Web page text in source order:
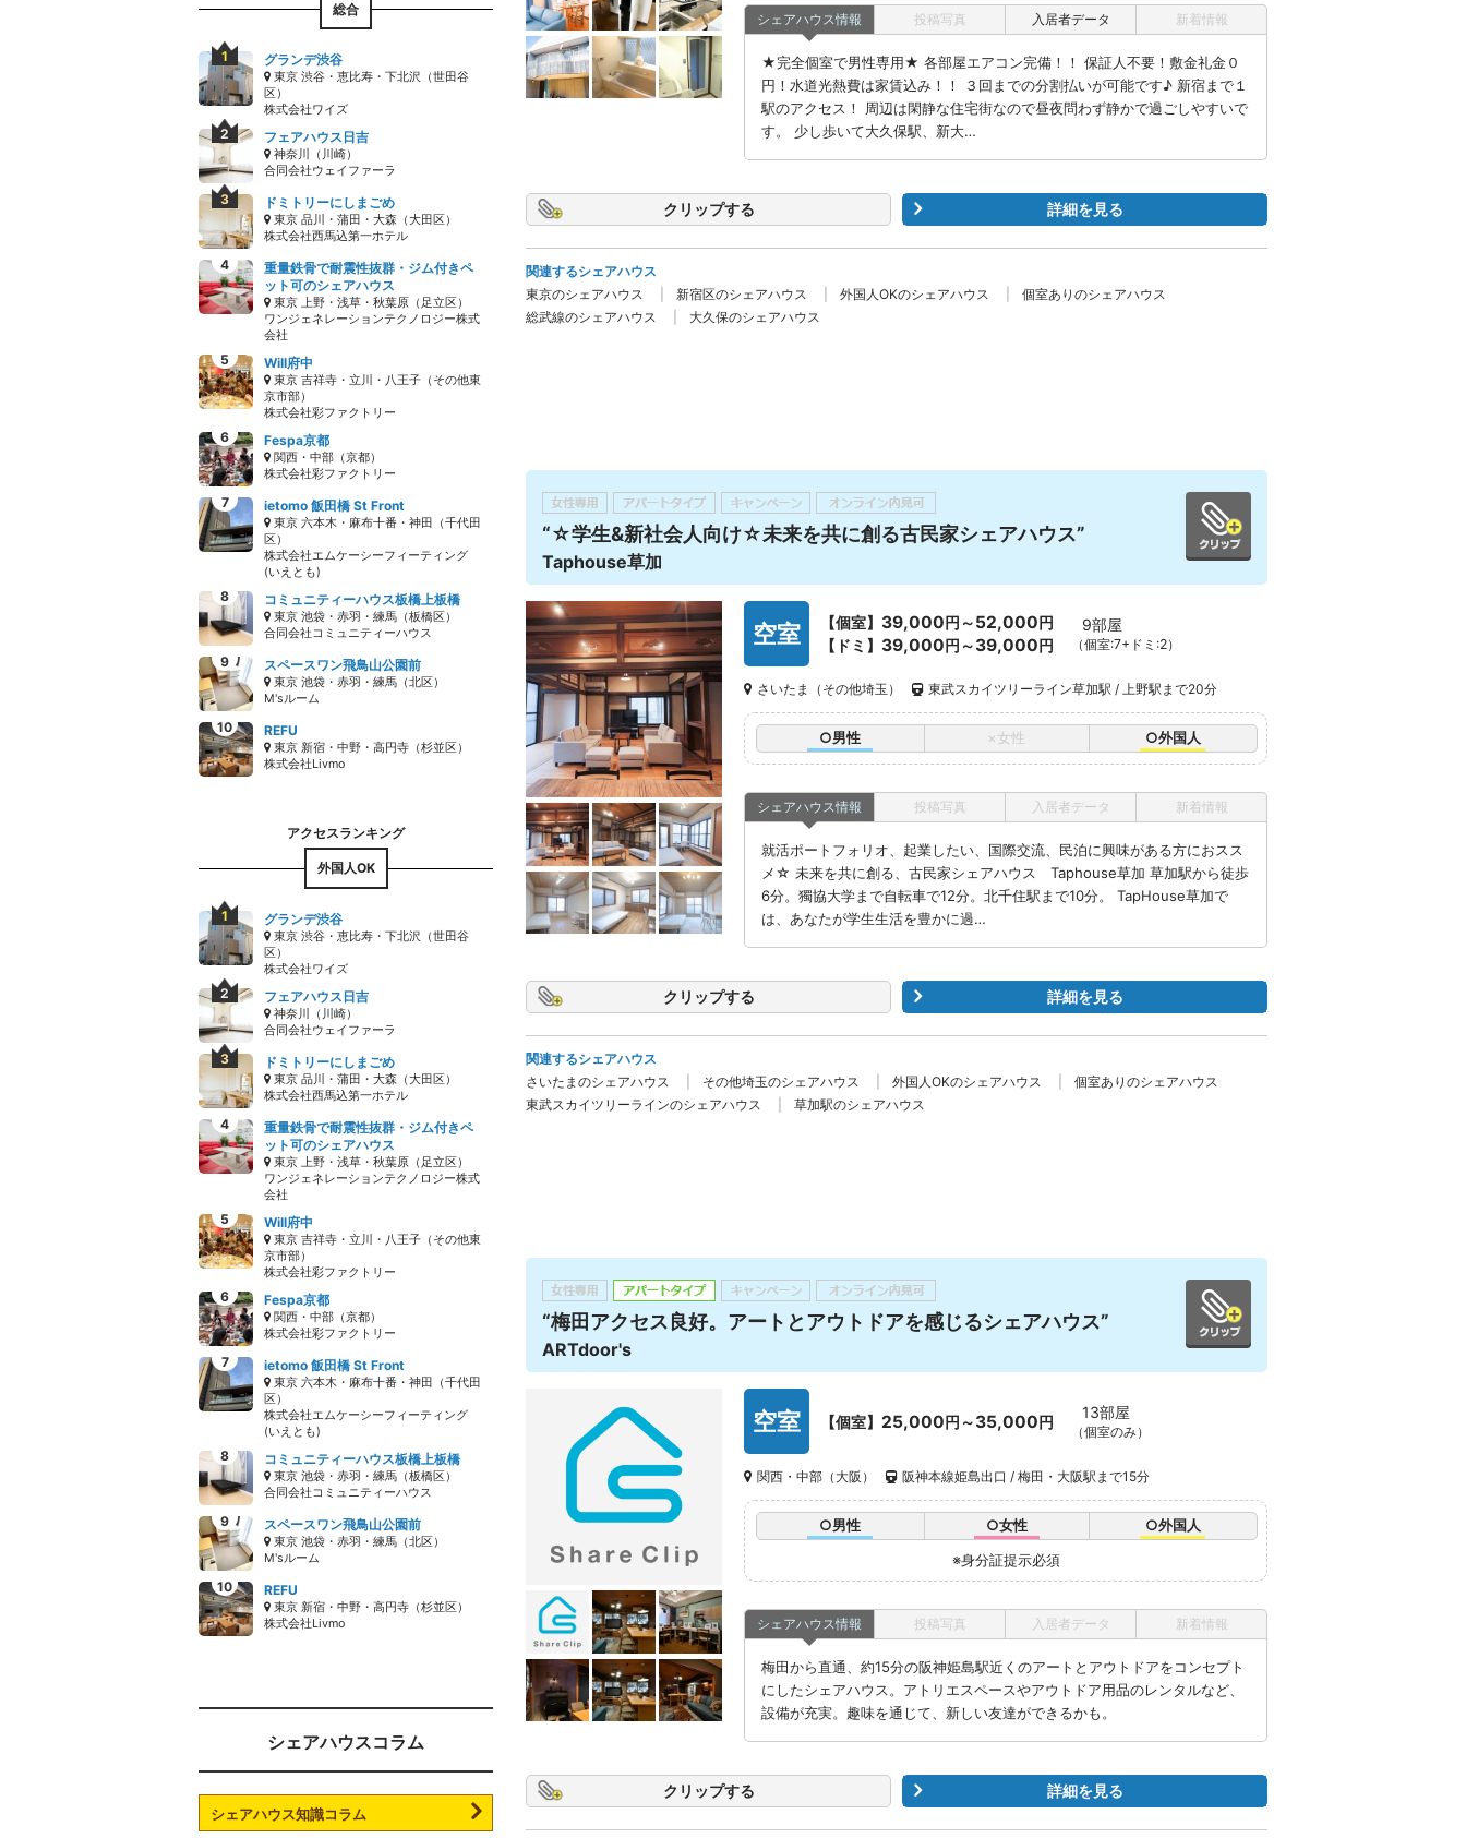
総合
グランデ渋谷
東京 渋谷・恵比寿・下北沢（世田谷
区）
株式会社ワイズ
フェアハウス日吉
神奈川（川崎）
合同会社ウェイファーラ
ドミトリーにしまごめ
東京 品川・蒲田・大森（大田区）
株式会社西馬込第一ホテル
重量鉄骨で耐震性抜群・ジム付きペ
ット可のシェアハウス
東京 上野・浅草・秋葉原（足立区）
ワンジェネレーションテクノロジー株式
会社
Will府中
東京 吉祥寺・立川・八王子（その他東
京市部）
株式会社彩ファクトリー
Fespa京都
関西・中部（京都）
株式会社彩ファクトリー
ietomo 飯田橋 St Front
東京 六本木・麻布十番・神田（千代田
区）
株式会社エムケーシーフィーティング
(いえとも)
コミュニティーハウス板橋上板橋
東京 池袋・赤羽・練馬（板橋区）
合同会社コミュニティーハウス
スペースワン飛鳥山公園前
東京 池袋・赤羽・練馬（北区）
M'sルーム
REFU
東京 新宿・中野・高円寺（杉並区）
株式会社Livmo
外国人OK
グランデ渋谷
東京 渋谷・恵比寿・下北沢（世田谷
区）
株式会社ワイズ
フェアハウス日吉
神奈川（川崎）
合同会社ウェイファーラ
ドミトリーにしまごめ
東京 品川・蒲田・大森（大田区）
株式会社西馬込第一ホテル
重量鉄骨で耐震性抜群・ジム付きペ
ット可のシェアハウス
東京 上野・浅草・秋葉原（足立区）
ワンジェネレーションテクノロジー株式
会社
Will府中
東京 吉祥寺・立川・八王子（その他東
京市部）
株式会社彩ファクトリー
Fespa京都
関西・中部（京都）
株式会社彩ファクトリー
ietomo 飯田橋 St Front
東京 六本木・麻布十番・神田（千代田
区）
株式会社エムケーシーフィーティング
(いえとも)
コミュニティーハウス板橋上板橋
東京 池袋・赤羽・練馬（板橋区）
合同会社コミュニティーハウス
スペースワン飛鳥山公園前
東京 池袋・赤羽・練馬（北区）
M'sルーム
REFU
東京 新宿・中野・高円寺（杉並区）
株式会社Livmo
シェアハウスコラム
シェアハウス知識コラム
シェアハウス情報
★完全個室で男性専用★ 各部屋エアコン完備！！ 保証人不要！敷金礼金０
円！水道光熱費は家賃込み！！ ３回までの分割払いが可能です♪ 新宿まで１
駅のアクセス！ 周辺は閑静な住宅街なので昼夜問わず静かで過ごしやすいで
す。 少し歩いて大久保駅、新大…
投稿写真 入居者データ 新着情報
クリップ 詳細を見る
関連するシェアハウス
東京のシェアハウス
新宿区のシェアハウス 外国人OKのシェアハウス
個室ありのシェアハウス
総武線のシェアハウス
大久保のシェアハウス
“☆学生&新社会人向け☆未来を共に創る古民家シェアハウス”
Taphouse草加
空室 【個室】 39,000円～52,000円
【ドミ】 39,000円～39,000円
9部屋
（個室:7+ドミ:2）
さいたま（その他埼玉） 東武スカイツリーライン草加駅 / 上野駅まで20分
○男性 ×女性 ○外国人
シェアハウス情報
就活ポートフォリオ、起業したい、国際交流、民泊に興味がある方におスス
メ☆ 未来を共に創る、古民家シェアハウス Taphouse草加 草加駅から徒歩
6分。獨協大学まで自転車で12分。北千住駅まで10分。 TapHouse草加で
は、あなたが学生生活を豊かに過…
投稿写真 入居者データ 新着情報
クリップ 詳細を見る
関連するシェアハウス
さいたまのシェアハウス
その他埼玉のシェアハウス 外国人OKのシェアハウス
個室ありのシェアハウス
東武スカイツリーラインのシェアハウス
草加駅のシェアハウス
“梅田アクセス良好。アートとアウトドアを感じるシェアハウス”
ARTdoor's
空室 【個室】 25,000円～35,000円 13部屋
（個室のみ）
関西・中部（大阪） 阪神本線姫島出口 / 梅田・大阪駅まで15分
○男性 ○女性
○外国人
※身分証提示必須
シェアハウス情報
梅田から直通、約15分の阪神姫島駅近くのアートとアウトドアをコンセプト
にしたシェアハウス。アトリエスペースやアウトドア用品のレンタルなど、
設備が充実。趣味を通じて、新しい友達ができるかも。
投稿写真 入居者データ 新着情報
クリップ 詳細を見る